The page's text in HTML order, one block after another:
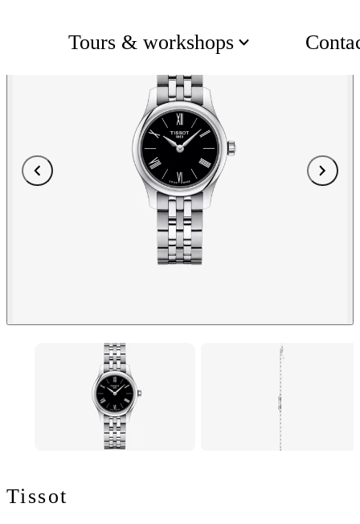
Tours & workshops
Tissot